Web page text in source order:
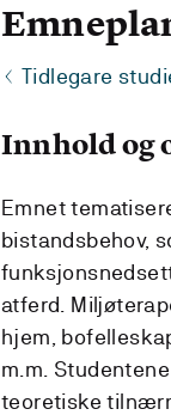
Tidlegare
Innhold og
Emnet
bistandsbehov,
atferd.
hjem,
m.m.
teoretiske